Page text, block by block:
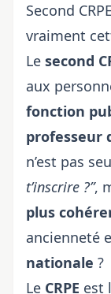
Second
vraiment
Le second
aux
fonction
professeur
n’est pas
t’inscrire ?”,
plus
ancienneté
nationale ?
Le CRPE est